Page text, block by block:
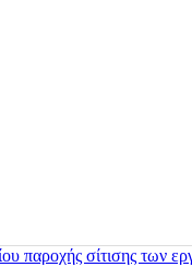
παροχής σίτισης των